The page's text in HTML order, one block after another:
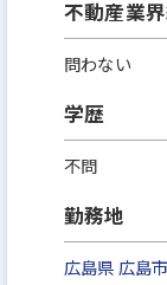
不動産業
問わない
学歴
不問
勤務地
広島県 広島